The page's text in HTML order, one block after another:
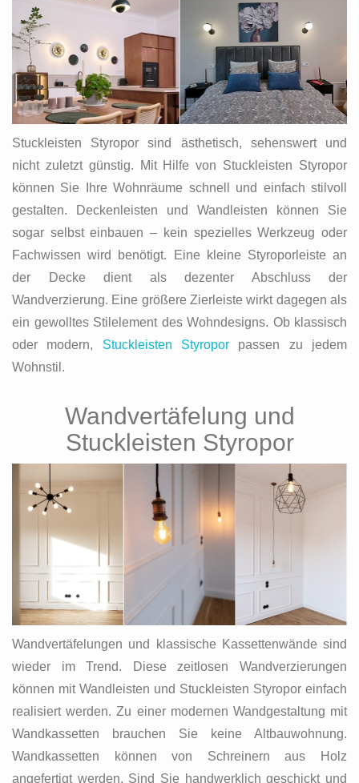
Stuckleisten Styropor sind ästhetisch, sehenswert und
nicht zuletzt günstig. Mit Hilfe von Stuckleisten Styropor
können Sie Ihre Wohnräume schnell und einfach stilvoll
gestalten. Deckenleisten und Wandleisten können Sie
sogar selbst einbauen – kein spezielles Werkzeug oder
Fachwissen wird benötigt. Eine kleine Styroporleiste an
der Decke dient als dezenter Abschluss der
Wandverzierung. Eine größere Zierleiste wirkt dagegen als
ein gewolltes Stilelement des Wohndesigns. Ob klassisch
oder modern, Stuckleisten Styropor passen zu jedem
Wohnstil.
Wandvertäfelung und
Stuckleisten Styropor
Wandvertäfelungen und klassische Kassettenwände sind
wieder im Trend. Diese zeitlosen Wandverzierungen
können mit Wandleisten und Stuckleisten Styropor einfach
realisiert werden. Zu einer modernen Wandgestaltung mit
Wandkassetten brauchen Sie keine Altbauwohnung.
Wandkassetten können von Schreinern aus Holz
angefertigt werden. Sind Sie handwerklich geschickt und